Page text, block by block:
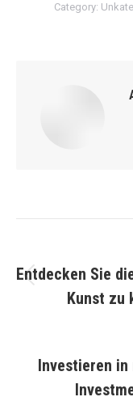
Category:
Entdecken Sie
Kunst
Investieren